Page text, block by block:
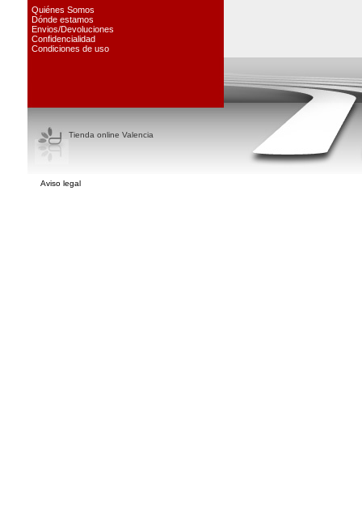
Quiénes Somos
Dónde estamos
Envios/Devoluciones
Confidencialidad
Condiciones de uso
Tienda online Valencia
Aviso legal